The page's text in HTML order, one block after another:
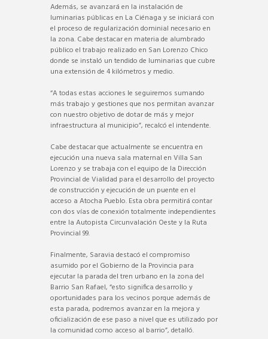
Además, se avanzará en la instalación de
luminarias públicas en La Ciénaga y se iniciará con
el proceso de regularización dominial necesario en
la zona. Cabe destacar en materia de alumbrado
público el trabajo realizado en San Lorenzo Chico
donde se instaló un tendido de luminarias que cubre
una extensión de 4 kilómetros y medio.
“A todas estas acciones le seguiremos sumando
más trabajo y gestiones que nos permitan avanzar
con nuestro objetivo de dotar de más y mejor
infraestructura al municipio”, recalcó el intendente.
Cabe destacar que actualmente se encuentra en
ejecución una nueva sala maternal en Villa San
Lorenzo y se trabaja con el equipo de la Dirección
Provincial de Vialidad para el desarrollo del proyecto
de construcción y ejecución de un puente en el
acceso a Atocha Pueblo. Esta obra permitirá contar
con dos vías de conexión totalmente independientes
entre la Autopista Circunvalación Oeste y la Ruta
Provincial 99.
Finalmente, Saravia destacó el compromiso
asumido por el Gobierno de la Provincia para
ejecutar la parada del tren urbano en la zona del
Barrio San Rafael, “esto significa desarrollo y
oportunidades para los vecinos porque además de
esta parada, podremos avanzar en la mejora y
oficialización de ese paso a nivel que es utilizado por
la comunidad como acceso al barrio”, detalló.